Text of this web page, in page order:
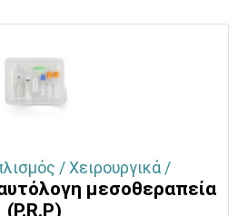
/ Χειρουργικά /
μεσοθεραπεία
(Ρ.R.Ρ)